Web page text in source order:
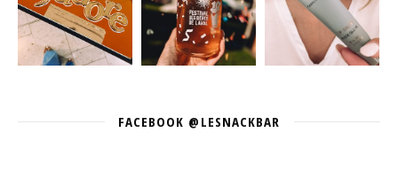
FACEBOOK @LESNACKBAR